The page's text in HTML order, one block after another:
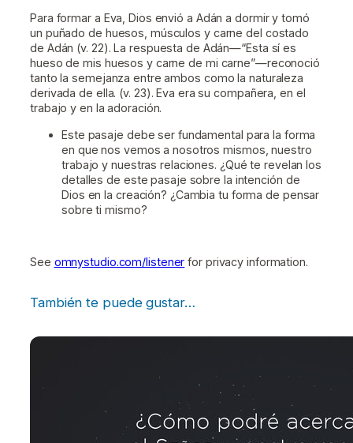
Para formar a Eva, Dios envió a Adán a dormir y tomó
un puñado de huesos, músculos y carne del costado
de Adán (v. 22). La respuesta de Adán—“Esta sí es
hueso de mis huesos y carne de mi carne”—reconoció
tanto la semejanza entre ambos como la naturaleza
derivada de ella. (v. 23). Eva era su compañera, en el
trabajo y en la adoración.
Este pasaje debe ser fundamental para la forma
en que nos vemos a nosotros mismos, nuestro
trabajo y nuestras relaciones. ¿Qué te revelan los
detalles de este pasaje sobre la intención de
Dios en la creación? ¿Cambia tu forma de pensar
sobre ti mismo?
See omnystudio.com/listener for privacy information.
También te puede gustar…